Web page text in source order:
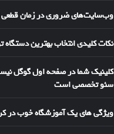
وب‌سایت‌های ضروری در زمان قطعی
نکات کلیدی انتخاب بهترین دستگاه
کلینیک شما در صفحه اول گوگل
سئو تخصصی است
ویژگی های یک آموزشگاه خوب در